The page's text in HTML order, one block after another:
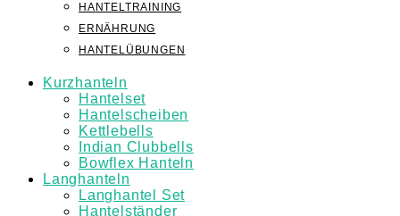
HANTELTRAINING
ERNÄHRUNG
HANTELÜBUNGEN
Kurzhanteln
Hantelset
Hantelscheiben
Kettlebells
Indian Clubbells
Bowflex Hanteln
Langhanteln
Langhantel Set
Hantelständer